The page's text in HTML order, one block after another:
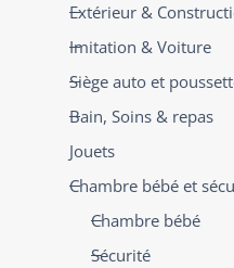
Extérieur &
Imitation & Voiture
Siège auto et
Bain, Soins & repas
Jouets
Chambre bébé et
Chambre bébé
Sécurité